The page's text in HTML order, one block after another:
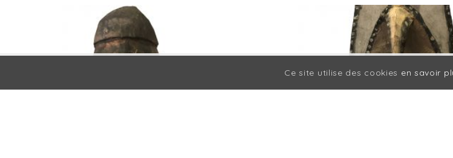
Ce site utilise des cookies en savoir
Les cookies nous permettent de vous proposer nos services plus facilement. En utilisant nos
cookies.
OK